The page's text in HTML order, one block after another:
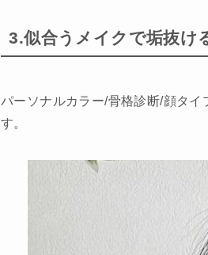
3.似合うメイクで垢抜け
パーソナルカラー/骨格診断/顔タ
す。